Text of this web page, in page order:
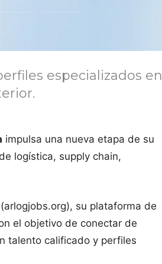
especializados en
impulsa una nueva etapa de su
logística, supply chain,
su plataforma de
el objetivo de conectar de
talento calificado y perfiles